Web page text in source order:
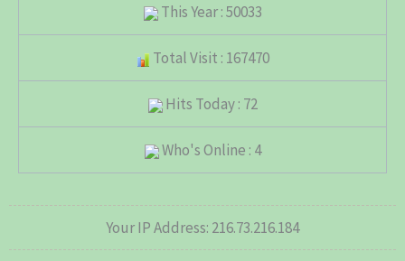
This Year : 50033
Total Visit : 167470
Hits Today : 72
Who's Online : 4
Your IP Address: 216.73.216.184